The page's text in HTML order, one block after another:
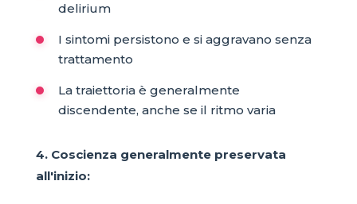
delirium
I sintomi persistono e si aggravano senza
trattamento
La traiettoria è generalmente
discendente, anche se il ritmo varia
4. Coscienza generalmente preservata
all'inizio: